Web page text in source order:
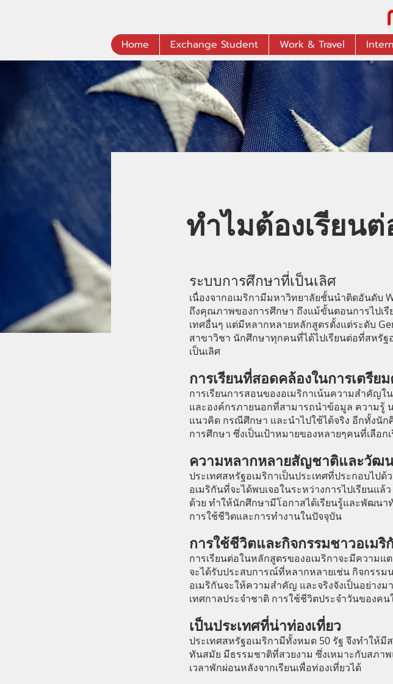
Home Exchange Student Work & Travel
ทำไมต้องเรียน
ระบบการศึกษาที่เป็นเลิศ
เนื่องจากอเมริกามีมหาวิทยาลัยชั้นนำติดอันดับ
ถึงคุณภาพของการศึกษา ถึงแม้ขั้นตอนการไปเรี
เทศอื่นๆ แต่มีหลากหลายหลักสูตรตั้งแต่ระดับ
สาขาวิชา นักศึกษาทุกคนที่ได้ไปเรียนต่อที่สหรั
เป็นเลิศ
การเรียนที่สอดคล้องในการเตรี
การเรียนการสอนของอเมริกาเน้นความสำคัญ
และองค์กรภายนอกที่สามารถนำข้อมูล ความรู้
แนวคิด กรณีศึกษา และนำไปใช้ได้จริง อีกทั้งนัก
การศึกษา ซึ่งเป็นเป้าหมายของหลายๆคนที่เลือก
ความหลากหลายสัญชาติและวัฒ
ประเทศสหรัฐอเมริกาเป็นประเทศที่ประกอบไ
อเมริกันที่จะได้พบเจอในระหว่างการไปเรียนแ
ด้วย ทำให้นักศึกษามีโอกาสได้เรียนรู้และพัฒน
การใช้ชีวิตและการทำงานในปัจจุบัน
การใช้ชีวิตและกิจกรรมชาวอเมริ
การเรียนต่อในหลักสูตรของอเมริกาจะมีความแ
จะได้รับประสบการณ์ที่หลากหลายเช่น กิจกรรม
อเมริกันจะให้ความสำคัญ และจริงจังเป็นอย่าง
เทศกาลประจำชาติ การใช้ชีวิตประจำวันของค
เป็นประเทศที่น่าท่องเที่ยว
ประเทศสหรัฐอเมริกามีทั้งหมด 50 รัฐ จึงทำให้มี
ทันสมัย มีธรรมชาติที่สวยงาม ซึ่งเหมาะกับสภา
เวลาพักผ่อนหลังจากเรียนเพื่อท่องเที่ยวได้